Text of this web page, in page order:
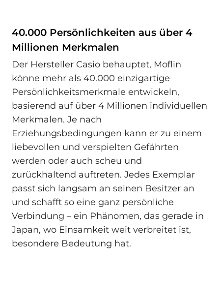
40.000 Persönlichkeiten aus über 4
Millionen Merkmalen
Der Hersteller Casio behauptet, Moflin
könne mehr als 40.000 einzigartige
Persönlichkeitsmerkmale entwickeln,
basierend auf über 4 Millionen individuellen
Merkmalen. Je nach
Erziehungsbedingungen kann er zu einem
liebevollen und verspielten Gefährten
werden oder auch scheu und
zurückhaltend auftreten. Jedes Exemplar
passt sich langsam an seinen Besitzer an
und schafft so eine ganz persönliche
Verbindung – ein Phänomen, das gerade in
Japan, wo Einsamkeit weit verbreitet ist,
besondere Bedeutung hat.